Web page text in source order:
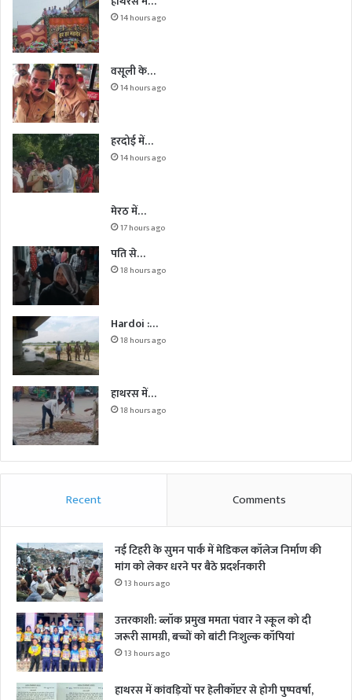
14 hours ago
वसूली के…
14 hours ago
हरदोई में…
14 hours ago
मेरठ में…
17 hours ago
पति से…
18 hours ago
Hardoi :…
18 hours ago
हाथरस में…
18 hours ago
Recent Comments
नई टिहरी के सुमन पार्क में मेडिकल कॉलेज निर्माण की
मांग को लेकर धरने पर बैठे प्रदर्शनकारी
13 hours ago
उत्तरकाशी: ब्लॉक प्रमुख ममता पंवार ने स्कूल को दी
जरूरी सामग्री, बच्चों को बांटी निःशुल्क कॉपियां
13 hours ago
हाथरस में कांवड़ियों पर हेलीकॉप्टर से होगी पुष्पवर्षा,